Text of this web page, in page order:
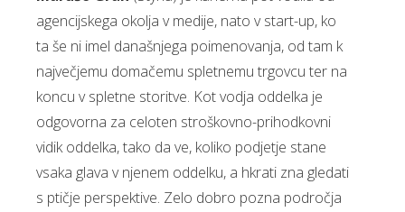
agencijskega okolja v medije, nato v start-up, ko
ta še ni imel današnjega poimenovanja, od tam k
največjemu domačemu spletnemu trgovcu ter na
koncu v spletne storitve. Kot vodja oddelka je
odgovorna za celoten stroškovno-prihodkovni
vidik oddelka, tako da ve, koliko podjetje stane
vsaka glava v njenem oddelku, a hkrati zna gledati
s ptičje perspektive. Zelo dobro pozna področja